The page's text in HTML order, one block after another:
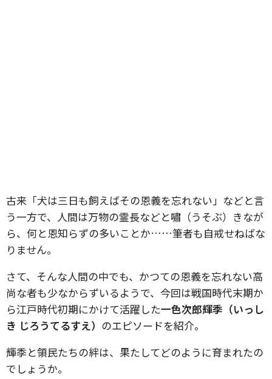
古来「犬は三日も飼えばその恩義を忘れない」などと言
う一方で、人間は万物の霊長などと嘯（うそぶ）きなが
ら、何と恩知らずの多いことか……筆者も自戒せねばな
りません。
さて、そんな人間の中でも、かつての恩義を忘れない高
尚な者も少なからずいるようで、今回は戦国時代末期か
ら江戸時代初期にかけて活躍した一色次郎輝季（いっし
き じろうてるすえ） のエピソードを紹介。
輝季と領民たちの絆は、果たしてどのように育まれたの
でしょうか。